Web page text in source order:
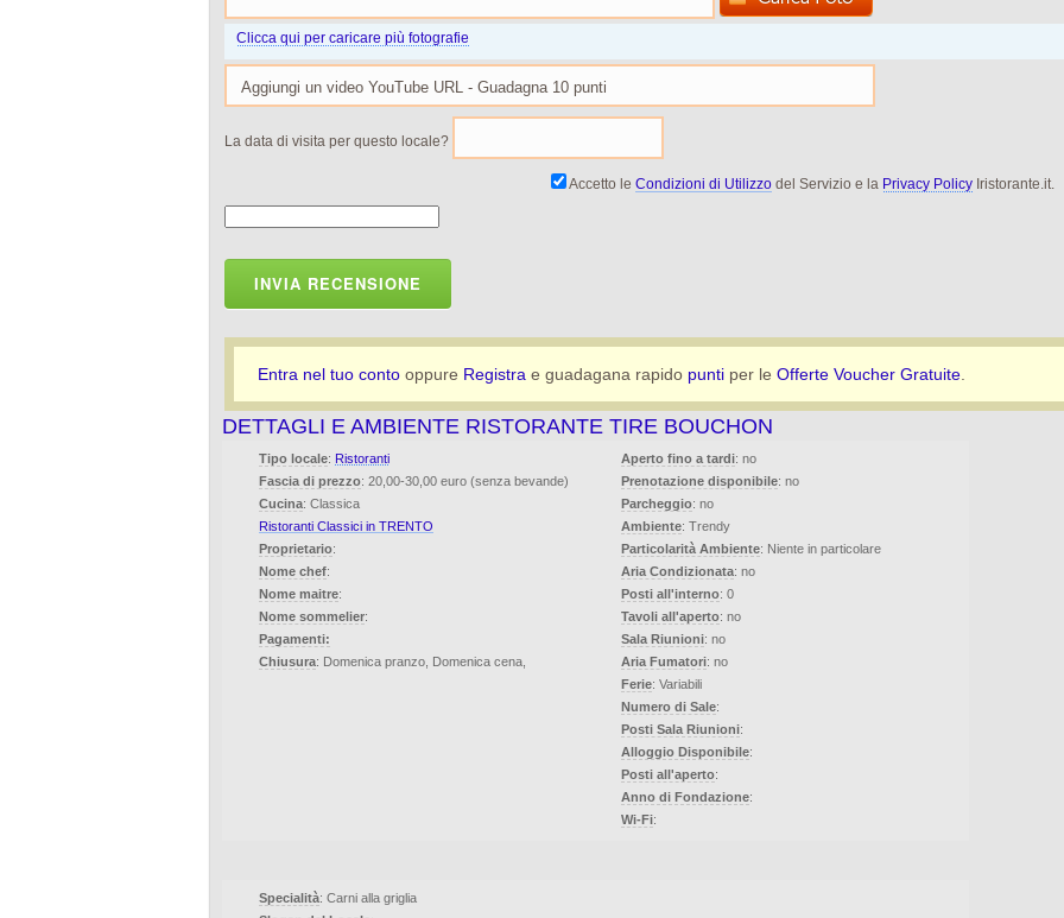
Clicca qui per caricare più fotografie
La data di visita per questo locale?
Accetto le Condizioni di Utilizzodel Servizio e la Privacy PolicyIristorante.it.
INVIA RECENSIONE
Entra nel tuo conto oppure Registra e guadagana rapido punti per le Offerte Voucher Gratuite
DETTAGLI E AMBIENTE RISTORANTE TIRE BOUCHON
Tipo locale: Ristoranti
Fascia di prezzo: 20,00-30,00 euro (senza bevande)
Cucina: Classica
Ristoranti Classici in TRENTO
Proprietario:
Nome chef:
Nome maitre:
Nome sommelier:
Pagamenti:
Chiusura: Domenica pranzo, Domenica cena,
Aperto fino a tardi: no
Prenotazione disponibile: no
Parcheggio: no
Ambiente: Trendy
Particolarità Ambiente: Niente in particolare
Aria Condizionata: no
Posti all'interno: 0
Tavoli all'aperto: no
Sala Riunioni: no
Aria Fumatori: no
Ferie: Variabili
Numero di Sale:
Posti Sala Riunioni:
Alloggio Disponibile:
Posti all'aperto:
Anno di Fondazione:
Wi-Fi:
Specialità: Carni alla griglia